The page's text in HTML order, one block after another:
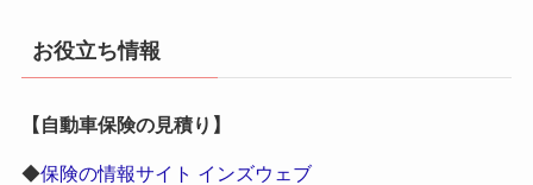
お役立ち情報
【自動車保険の見積り】
◆保険の情報サイト インズウェブ